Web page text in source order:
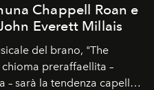
Chappell Roan e
Everett Millais
del brano, "The
preraffaellita –
– sarà la tendenza capelli